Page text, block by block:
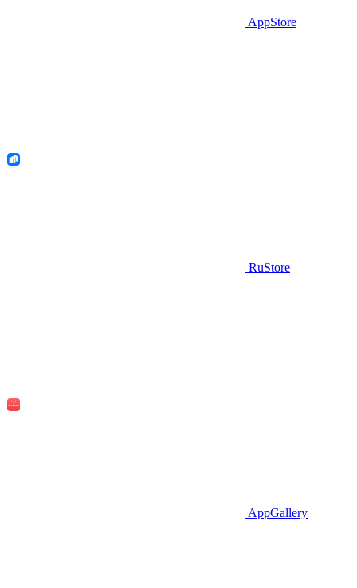
AppStore
RuStore
AppGallery